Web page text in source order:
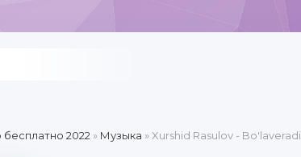
2022 » Музыка » Xurshid Rasulov - Bo'laveradi